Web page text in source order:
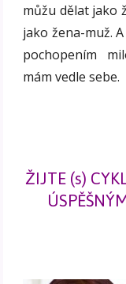
můžu dělat jako
jako žena-muž.
pochopením
mám vedle sebe.
ŽIJTE (s)